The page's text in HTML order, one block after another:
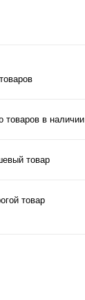
товаров в наличии
товар
товар